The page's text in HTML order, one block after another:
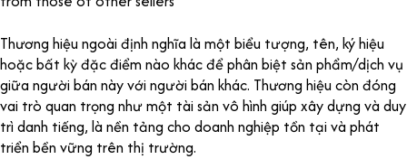
Thương hiệu ngoài định nghĩa là một biểu tượng, tên, ký hiệu
hoặc bất kỳ đặc điểm nào khác để phân biệt sản phẩm/dịch vụ
giữa người bán này với người bán khác. Thương hiệu còn đóng
vai trò quan trọng như một tài sản vô hình giúp xây dựng và duy
trì danh tiếng, là nền tảng cho doanh nghiệp tồn tại và phát
triển bền vững trên thị trường.